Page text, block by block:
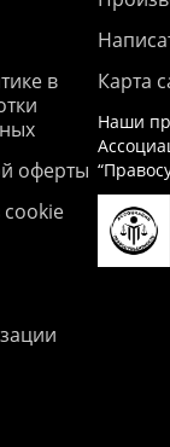
в
оферты
Карта
Наши